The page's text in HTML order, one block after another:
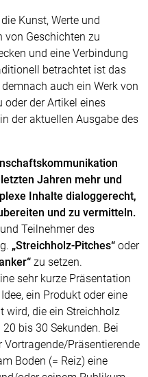
Kunst, Werte und
von Geschichten zu
und eine Verbindung
betrachtet ist das
auch ein Werk von
oder der Artikel eines
der aktuellen Ausgabe des
Jahren mehr und
Inhalte dialoggerecht,
und zu vermitteln.
Teilnehmer des
„Streichholz-Pitches“ oder
zu setzen.
sehr kurze Präsentation
ein Produkt oder eine
wird, die ein Streichholz
bis 30 Sekunden. Bei
Präsentierende
Boden (= Reiz) eine